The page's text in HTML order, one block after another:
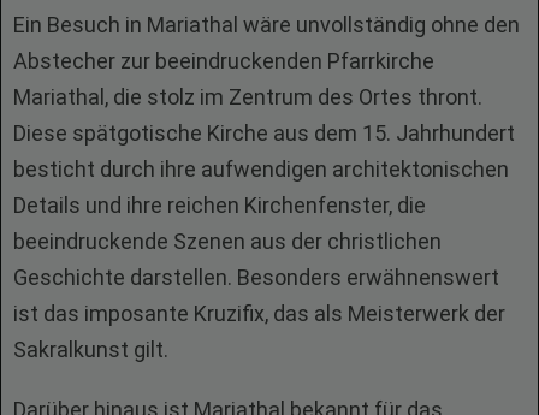
Ein Besuch in Mariathal wäre unvollständig ohne den
Abstecher zur beeindruckenden Pfarrkirche
Mariathal, die stolz im Zentrum des Ortes thront.
Diese spätgotische Kirche aus dem 15. Jahrhundert
besticht durch ihre aufwendigen architektonischen
Details und ihre reichen Kirchenfenster, die
beeindruckende Szenen aus der christlichen
Geschichte darstellen. Besonders erwähnenswert
ist das imposante Kruzifix, das als Meisterwerk der
Sakralkunst gilt.
Darüber hinaus ist Mariathal bekannt für das